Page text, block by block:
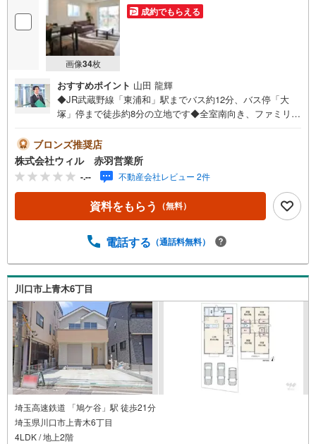
画像34枚
成約でもらえる
おすすめポイント 山田 龍輝
◆JR武蔵野線「東浦和」駅までバス約12分、バス停「大
塚」停まで徒歩約8分の立地です◆全室南向き、ファミリー
帖のLDK◆食洗器・浄水器を搭載した対面式オープンキッ
チン◆全居室収納付きで室内スッキリ快適です◆浴室乾燥
機付きで天候に左右されずお洗濯が可能◆レジャー用品な
どの収納にも便利な土間収納有り◆断熱など性能等級5を取
得した長期優良住宅◆幅員約6mの南側道路に面し採光良好
の立地◆カースペース2台分！来客時やセカンドカー、自転
記時間はお電話が繋がりやすくなっております。お気軽に
よりご希望の日時をご記入いただけますとスムーズにご案
内が可能です。～住宅ローン～諸費用込融資や築年数の古
い物件のローンも得意としており、最適な銀行をご提案し
ます。～リフォーム～理想の間取り、テイストを作り上げ
られます！リフォームプランナーの同行も可能です。
ブロンズ推奨店
株式会社ウィル 赤羽営業所
-.-- 不動産会社レビュー 2件
資料をもらう （無料）
電話する （通話料無料）
川口市上青木6丁目
埼玉高速鉄道 「鳩ケ谷」駅 徒歩21分
埼玉県川口市上青木6丁目
4LDK / 地上2階